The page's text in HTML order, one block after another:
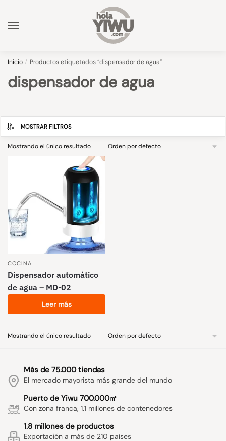
navigation
content
Inicio / Productos etiquetados “dispensador de agua”
dispensador de agua
MOSTRAR FILTROS
Mostrando el único resultado
COCINA
Dispensador automático
de agua – MD-02
Leer más
Mostrando el único resultado
Más de 75.000 tiendas
El mercado mayorista más grande del mundo
Puerto de Yiwu 700.000㎡
Con zona franca, 1.1 millones de contenedores
1.8 millones de productos
Exportación a más de 210 países